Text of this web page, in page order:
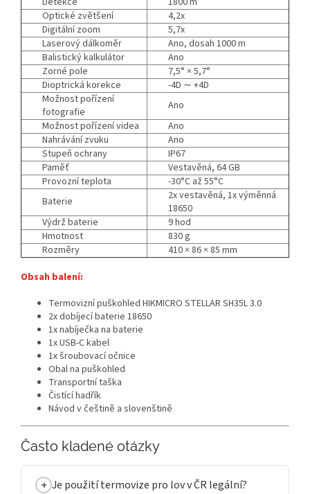
Optické zvětšení
4,2x
Digitální zoom
5,7x
Laserový dálkoměr
Ano, dosah 1000 m
Balistický kalkulátor
Ano
Zorné pole
7,5° × 5,7°
Dioptrická korekce
-4D ∼ +4D
Možnost pořízení
fotografie
Ano
Možnost pořízení videa
Ano
Nahrávání zvuku
Ano
Stupeň ochrany
IP67
Paměť
Vestavěná, 64 GB
Provozní teplota
-30°C až 55°C
Baterie
2x vestavěná, 1x výměnná
18650
Výdrž baterie
9 hod
Hmotnost
830 g
Rozměry
410 × 86 × 85 mm
Obsah balení:
Termovizní puškohled HIKMICRO STELLAR SH35L 3.0
2x dobíjecí baterie 18650
1x nabíječka na baterie
1x USB-C kabel
1x šroubovací očnice
Obal na puškohled
Transportní taška
Čistící hadřík
Návod v češtině a slovenštině
Často kladené otázky
Je použití termovize pro lov v ČR legální?